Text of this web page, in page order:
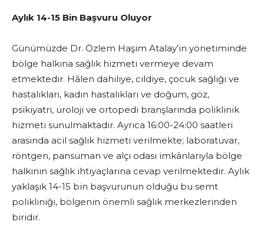
Aylık 14-15 Bin Başvuru Oluyor
Günümüzde Dr. Özlem Haşim Atalay’ın yönetiminde
bölge halkına sağlık hizmeti vermeye devam
etmektedir. Hâlen dahiliye, cildiye, çocuk sağlığı ve
hastalıkları, kadın hastalıkları ve doğum, göz,
psikiyatri, üroloji ve ortopedi branşlarında poliklinik
hizmeti sunulmaktadır. Ayrıca 16:00-24:00 saatleri
arasında acil sağlık hizmeti verilmekte; laboratuvar,
röntgen, pansuman ve alçı odası imkânlarıyla bölge
halkının sağlık ihtiyaçlarına cevap verilmektedir. Aylık
yaklaşık 14-15 bin başvurunun olduğu bu semt
polikliniği, bölgenin önemli sağlık merkezlerinden
biridir.